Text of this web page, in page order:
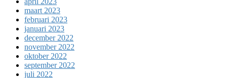
maart 2023
februari 2023
januari 2023
december 2022
november 2022
oktober 2022
september 2022
juli 2022